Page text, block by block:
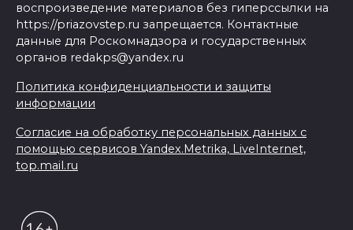
воспроизведение материалов без гиперссылки на
https://priazovstep.ru запрещается. Контактные
данные для Роскомнадзора и государственных
органов redakps@yandex.ru
Политика конфиденциальности и защиты
информации
Согласие на обработку персональных данных с
помощью сервисов Yandex.Metrika, LiveInternet,
top.mail.ru